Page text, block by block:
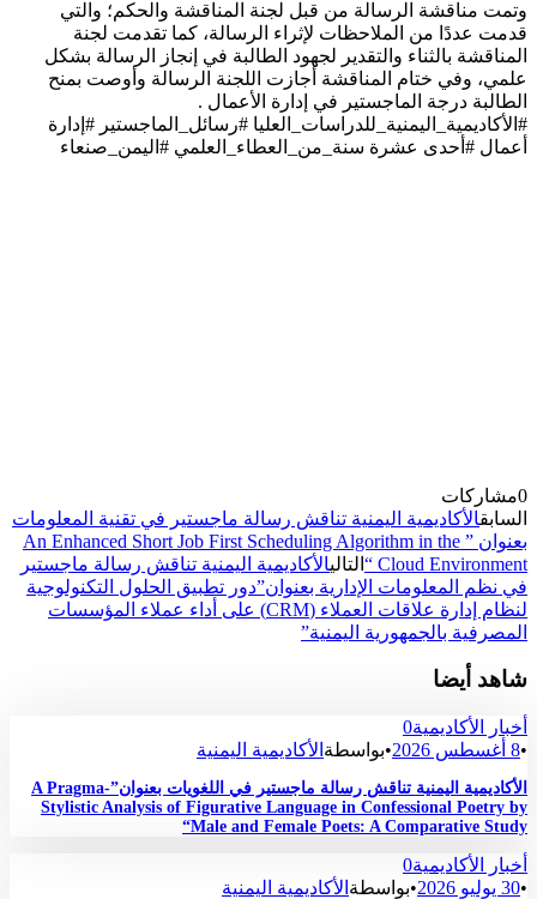
وتمت مناقشة الرسالة من قبل لجنة المناقشة والحكم؛ والتي
قدمت عددًا من الملاحظات لإثراء الرسالة، كما تقدمت لجنة
المناقشة بالثناء والتقدير لجهود الطالبة في إنجاز الرسالة بشكل
علمي، وفي ختام المناقشة أجازت اللجنة الرسالة وأوصت بمنح
الطالبة درجة الماجستير في إدارة الأعمال .
#الأكاديمية_اليمنية_للدراسات_العليا #رسائل_الماجستير #إدارة
أعمال #أحدى عشرة سنة_من_العطاء_العلمي #اليمن_صنعاء
0مشاركات
السابقالأكاديمية اليمنية تناقش رسالة ماجستير في تقنية المعلومات
بعنوان ” An Enhanced Short Job First Scheduling Algorithm in the
Cloud Environment “
التاليالأكاديمية اليمنية تناقش رسالة ماجستير
في نظم المعلومات الإدارية بعنوان”دور تطبيق الحلول التكنولوجية
لنظام إدارة علاقات العملاء (CRM) على أداء عملاء المؤسسات
المصرفية بالجمهورية اليمنية”
شاهد أيضا
أخبار الأكاديمية0
•8 أغسطس 2026 •بواسطة الأكاديمية اليمنية
الأكاديمية اليمنية تناقش رسالة ماجستير في اللغويات بعنوان”A Pragma-
Stylistic Analysis of Figurative Language in Confessional Poetry by
Male and Female Poets: A Comparative Study“
أخبار الأكاديمية0
•30 يوليو 2026 •بواسطة الأكاديمية اليمنية